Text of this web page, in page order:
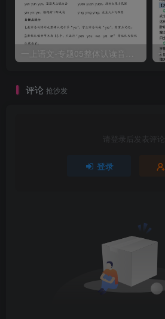
一上语文-专题05整体认读音节（16个）（知识+训练）
评论 抢沙发
请登录后发表评论
登录